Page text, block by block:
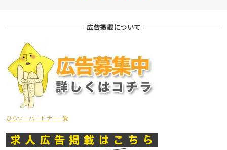
広告掲載について
ひらつーパートナー一覧